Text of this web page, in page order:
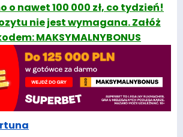
o nawet 100 000 zł, co tydzień!
nie jest wymagana. Załóż
MAKSYMALNYBONUS